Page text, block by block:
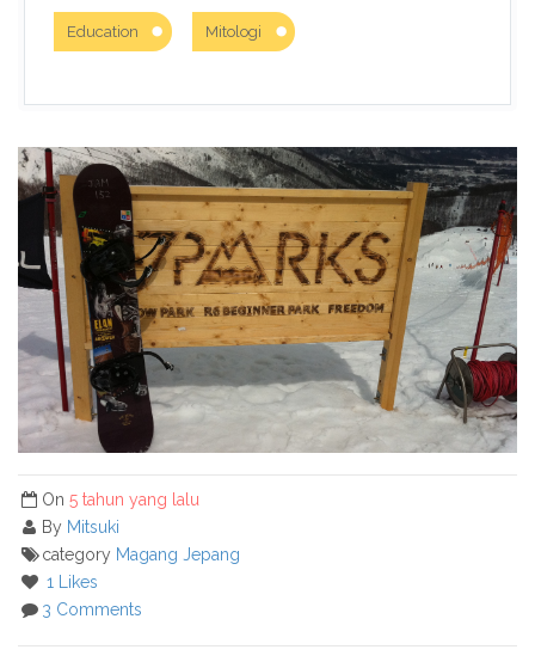
Education Mitologi
On 5 tahun yang lalu
By Mitsuki
category Magang Jepang
1 Likes
3 Comments